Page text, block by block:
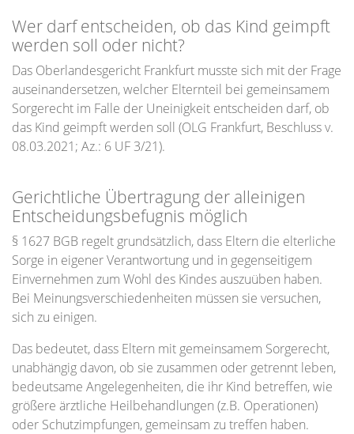
Wer darf entscheiden, ob das Kind geimpft
werden soll oder nicht?
Das Oberlandesgericht Frankfurt musste sich mit der Frage
auseinandersetzen, welcher Elternteil bei gemeinsamem
Sorgerecht im Falle der Uneinigkeit entscheiden darf, ob
das Kind geimpft werden soll (OLG Frankfurt, Beschluss v.
08.03.2021; Az.: 6 UF 3/21).
Gerichtliche Übertragung der alleinigen
Entscheidungsbefugnis möglich
§ 1627 BGB regelt grundsätzlich, dass Eltern die elterliche
Sorge in eigener Verantwortung und in gegenseitigem
Einvernehmen zum Wohl des Kindes auszuüben haben.
Bei Meinungsverschiedenheiten müssen sie versuchen,
sich zu einigen.
Das bedeutet, dass Eltern mit gemeinsamem Sorgerecht,
unabhängig davon, ob sie zusammen oder getrennt leben,
bedeutsame Angelegenheiten, die ihr Kind betreffen, wie
größere ärztliche Heilbehandlungen (z.B. Operationen)
oder Schutzimpfungen, gemeinsam zu treffen haben.